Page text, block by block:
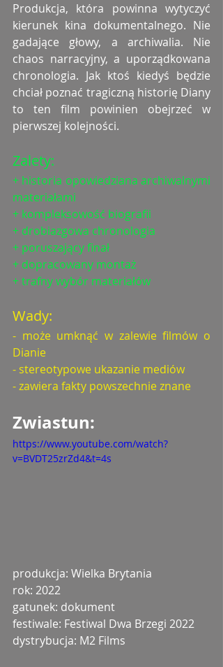
Produkcja, która powinna wytyczyć
kierunek kina dokumentalnego. Nie
gadające głowy, a archiwalia. Nie
chaos narracyjny, a uporządkowana
chronologia. Jak ktoś kiedyś będzie
chciał poznać tragiczną historię Diany
to ten film powinien obejrzeć w
pierwszej kolejności.
Zalety:
+ historia opowiedziana archiwalnymi
materiałami
+ kompleksowość biografii
+ drobiazgowa chronologia
+ poruszający finał
+ dopracowany montaż
+ trafny wybór materiałów
Wady:
- może umknąć w zalewie filmów o
Dianie
- stereotypowe ukazanie mediów
- zawiera fakty powszechnie znane
Zwiastun:
https://www.youtube.com/watch?
v=BVDT25zrZd4&t=4s
produkcja: Wielka Brytania
rok: 2022
gatunek: dokument
festiwale: Festiwal Dwa Brzegi 2022
dystrybucja: M2 Films